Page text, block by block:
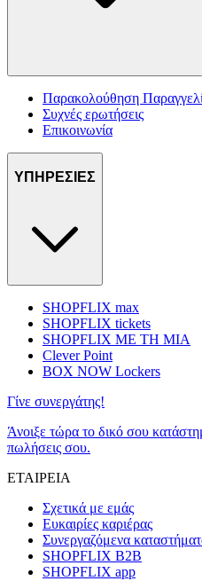
Παρακολούθηση
Συχνές ερωτήσεις
Επικοινωνία
ΥΠΗΡΕΣΙΕΣ
SHOPFLIX max
SHOPFLIX tickets
SHOPFLIX ΜΕ ΤΗ ΜΙΑ
Clever Point
BOX NOW Lockers
Γίνε συνεργάτης!
Άνοιξε τώρα το δικό σου
πωλήσεις σου.
ΕΤΑΙΡΕΙΑ
Σχετικά με εμάς
Ευκαιρίες καριέρας
Συνεργαζόμενα
SHOPFLIX B2B
SHOPFLIX app